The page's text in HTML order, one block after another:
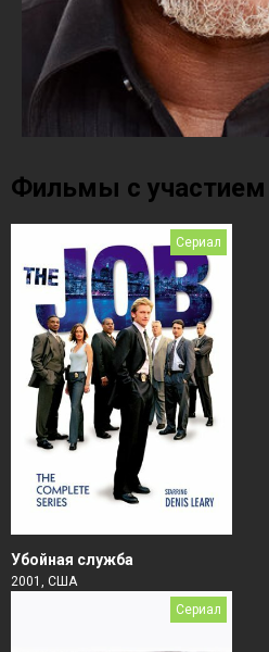
Фильмы с
Сериал
Убойная служба
2001, США
Сериал